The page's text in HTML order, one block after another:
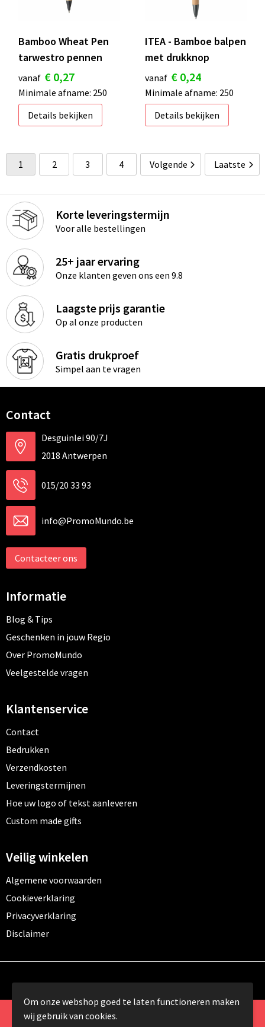
Bamboo Wheat Pen
tarwestro pennen
vanaf € 0,27
Minimale afname: 250
Details bekijken
ITEA - Bamboe balpen
met drukknop
vanaf € 0,24
Minimale afname: 250
Details bekijken
1 2 3 4 Volgende Laatste
Korte leveringstermijn
Voor alle bestellingen
25+ jaar ervaring
Onze klanten geven ons een 9.8
Laagste prijs garantie
Op al onze producten
Gratis drukproef
Simpel aan te vragen
Contact
Desguinlei 90/7J
2018 Antwerpen
015/20 33 93
info@PromoMundo.be
Contacteer ons
Informatie
Blog & Tips
Geschenken in jouw Regio
Over PromoMundo
Veelgestelde vragen
Klantenservice
Contact
Bedrukken
Verzendkosten
Leveringstermijnen
Hoe uw logo of tekst aanleveren
Custom made gifts
Veilig winkelen
Algemene voorwaarden
Cookieverklaring
Privacyverklaring
Disclaimer
© Copyright 2024 Promomundo.be alle rechten
Om onze webshop goed te laten functioneren maken
wij gebruik van cookies.